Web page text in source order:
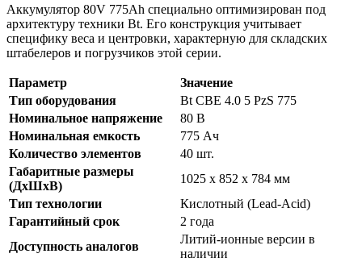
Аккумулятор 80V 775Ah специально оптимизирован под
архитектуру техники Bt. Его конструкция учитывает
специфику веса и центровки, характерную для складских
штабелеров и погрузчиков этой серии.
Параметр
Значение
Тип оборудования
Bt CBE 4.0 5 PzS 775
Номинальное напряжение
80 В
Номинальная емкость
775 Ач
Количество элементов
40 шт.
Габаритные размеры
(ДхШхВ)
1025 x 852 x 784 мм
Тип технологии
Кислотный (Lead-Acid)
Гарантийный срок
2 года
Доступность аналогов
Литий-ионные версии в
наличии